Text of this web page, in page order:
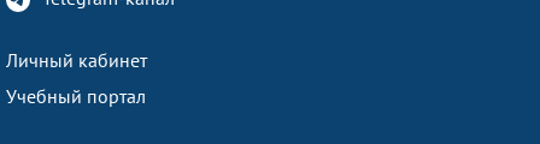
Личный кабинет
Учебный портал